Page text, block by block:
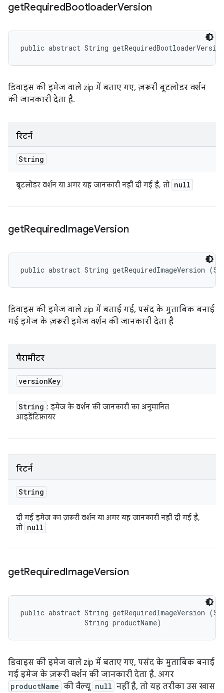
getRequiredBootloaderVersion
public abstract String
डिवाइस की इमेज वाले zip में बताए गए, ज़रूरी बूटलोडर वर्शन
की जानकारी देता है.
रिटर्न
String
बूटलोडर वर्शन या अगर यह जानकारी नहीं दी गई है, तो null
getRequiredImageVersion
public abstract String getRequiredImageVersion
डिवाइस की इमेज वाले zip में बताई गई, पसंद के मुताबिक बनाई
गई इमेज के ज़रूरी इमेज वर्शन की जानकारी देता है
पैरामीटर
versionKey
String : इमेज के वर्शन की जानकारी का अनुमानित
आइडेंटिफ़ायर
रिटर्न
String
दी गई इमेज का ज़रूरी वर्शन या अगर यह जानकारी नहीं दी गई है,
तो null
getRequiredImageVersion
public abstract String getRequiredImageVersion
                String productName)
डिवाइस की इमेज वाले zip में बताए गए, पसंद के मुताबिक बनाई
गई इमेज के ज़रूरी वर्शन की जानकारी देता है. अगर
productName की वैल्यू null नहीं है, तो यह तरीका उस खास